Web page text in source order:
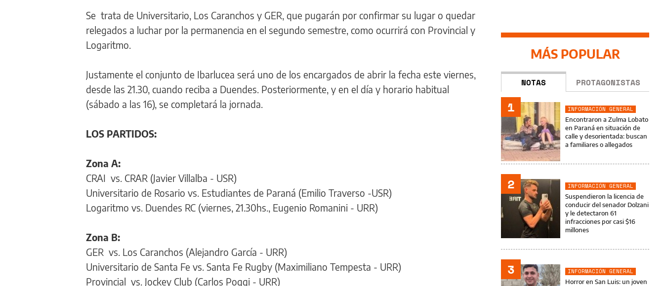
Se trata de Universitario, Los Caranchos y GER, que pugarán por confirmar su lugar o quedar
relegados a luchar por la permanencia en el segundo semestre, como ocurrirá con Provincial y
Logaritmo.
Justamente el conjunto de Ibarlucea será uno de los encargados de abrir la fecha este viernes,
desde las 21.30, cuando reciba a Duendes. Posteriormente, y en el día y horario habitual
(sábado a las 16), se completará la jornada.
LOS PARTIDOS:
Zona A:
CRAI vs. CRAR (Javier Villalba - USR)
Universitario de Rosario vs. Estudiantes de Paraná (Emilio Traverso -USR)
Logaritmo vs. Duendes RC (viernes, 21.30hs., Eugenio Romanini - URR)
Zona B:
GER vs. Los Caranchos (Alejandro García - URR)
Universitario de Santa Fe vs. Santa Fe Rugby (Maximiliano Tempesta - URR)
Provincial vs. Jockey Club (Carlos Poggi - URR)
MÁS POPULAR
NOTAS PROTAGONISTAS
1
INFORMACIÓN GENERAL
Encontraron a Zulma Lobato
en Paraná en situación de
calle y desorientada: buscan
a familiares o allegados
2
INFORMACIÓN GENERAL
Suspendieron la licencia de
conducir del senador Dolzani
y le detectaron 61
infracciones por casi $16
millones
3
INFORMACIÓN GENERAL
Horror en San Luis: un joven